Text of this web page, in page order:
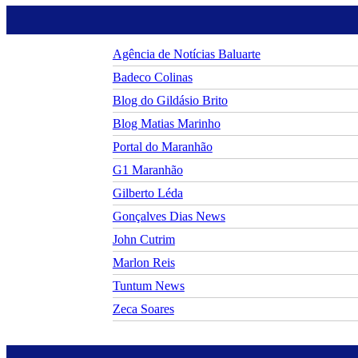
Agência de Notícias Baluarte
Badeco Colinas
Blog do Gildásio Brito
Blog Matias Marinho
Portal do Maranhão
G1 Maranhão
Gilberto Léda
Gonçalves Dias News
John Cutrim
Marlon Reis
Tuntum News
Zeca Soares